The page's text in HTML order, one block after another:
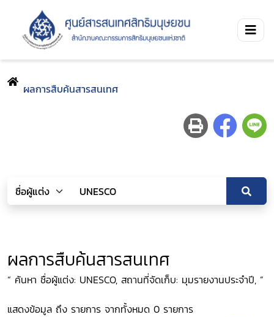
ผลการสืบค้นสารสนเทศ
ผลการสืบค้นสารสนเทศ
“ ค้นหา ชื่อผู้แต่ง: UNESCO, สถานที่จัดเก็บ: มุมรายงานประจำปี, ”
แสดงข้อมูล ถึง รายการ จากทั้งหมด 0 รายการ